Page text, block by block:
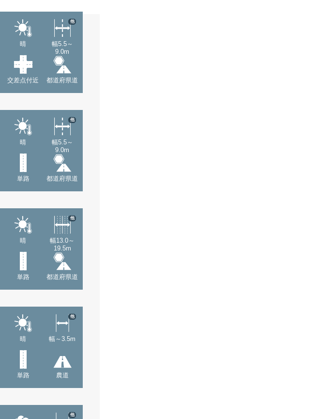
晴
幅5.5～
9.0m
他
交差点付近 都道府県道
晴
幅5.5～
9.0m
他
単路 都道府県道
晴
幅13.0～
19.5m
他
単路 都道府県道
晴 幅～3.5m
他
単路 農道
他